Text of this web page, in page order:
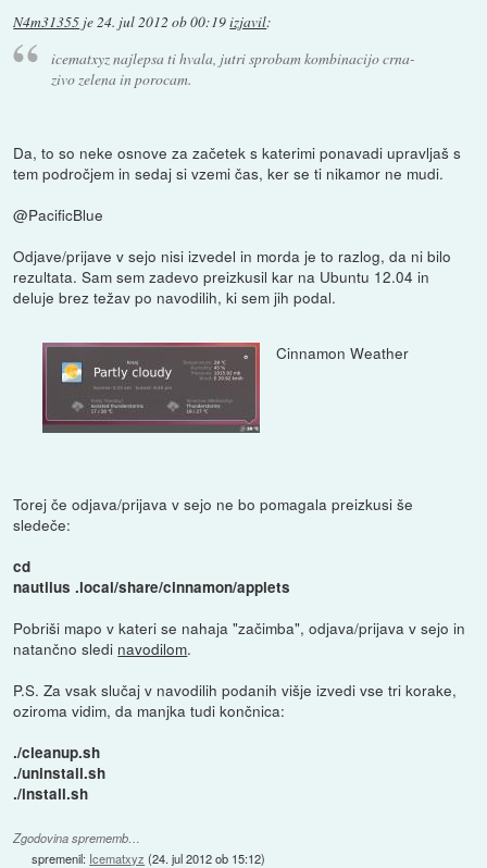
N4m31355 je24. jul 2012 ob 00:19izjavil:
icematxyz najlepsa ti hvala, jutri sprobam kombinacijo crna-
zivo zelena in porocam.
Da, to so neke osnove za začetek s katerimi ponavadi upravljaš s
tem področjem in sedaj si vzemi čas, ker se ti nikamor ne mudi.
@PacificBlue
Odjave/prijave v sejo nisi izvedel in morda je to razlog, da ni bilo
rezultata. Sam sem zadevo preizkusil kar na Ubuntu 12.04 in
deluje brez težav po navodilih, ki sem jih podal.
Cinnamon Weather
Torej če odjava/prijava v sejo ne bo pomagala preizkusi še
sledeče:
cd
nautilus .local/share/cinnamon/applets
Pobriši mapo v kateri se nahaja "začimba", odjava/prijava v sejo in
natančno sledi navodilom.
P.S. Za vsak slučaj v navodilih podanih višje izvedi vse tri korake,
oziroma vidim, da manjka tudi končnica:
./cleanup.sh
./uninstall.sh
./install.sh
Zgodovina sprememb…
spremenil: Icematxyz (24. jul 2012 ob 15:12)